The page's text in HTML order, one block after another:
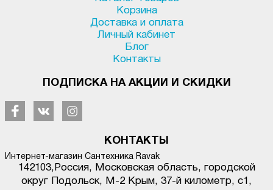
Корзина
Доставка и оплата
Личный кабинет
Блог
Контакты
ПОДПИСКА НА АКЦИИ И СКИДКИ
КОНТАКТЫ
Интернет-магазин Сантехника Ravak
142103, Россия, Московская область, городской
округ Подольск, М-2 Крым, 37-й километр, с1 ,